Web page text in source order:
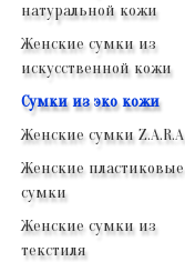
натуральной кожи
Женские сумки из
искусственной кожи
Сумки из эко кожи
Женские сумки Z.A.R.A
Женские пластиковые
сумки
Женские сумки из
текстиля